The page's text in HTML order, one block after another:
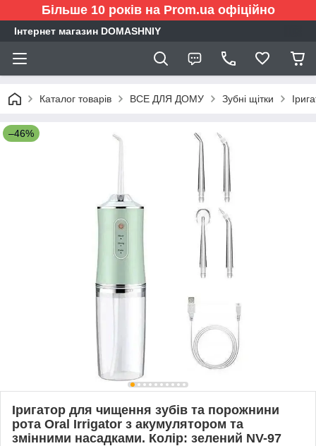
Більше 10 років на Prom.ua офіційно
Інтернет магазин DOMASHNIY
Каталог товарів ВСЕ ДЛЯ ДОМУ Зубні щітки
–46%
Іригатор для чищення зубів та порожнини
рота Oral Irrigator з акумулятором та
змінними насадками. Колір: зелений NV-97